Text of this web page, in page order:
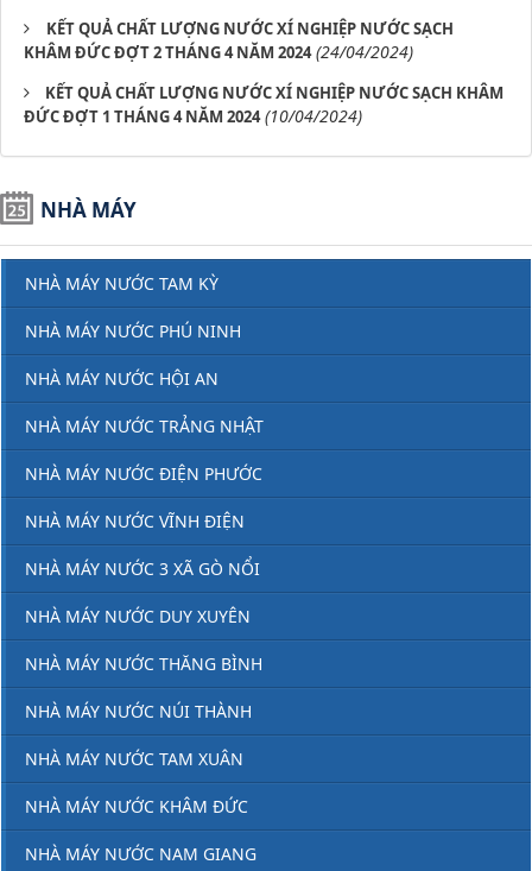
KẾT QUẢ CHẤT LƯỢNG NƯỚC XÍ NGHIỆP NƯỚC SẠCH
KHÂM ĐỨC ĐỢT 2 THÁNG 4 NĂM 2024 (24/04/2024)
​ ​KẾT QUẢ CHẤT LƯỢNG NƯỚC XÍ NGHIỆP NƯỚC SẠCH KHÂM
ĐỨC ĐỢT 1 THÁNG 4 NĂM 2024 (10/04/2024)
NHÀ MÁY
NHÀ MÁY NƯỚC TAM KỲ
NHÀ MÁY NƯỚC PHÚ NINH
NHÀ MÁY NƯỚC HỘI AN
NHÀ MÁY NƯỚC TRẢNG NHẬT
NHÀ MÁY NƯỚC ĐIỆN PHƯỚC
NHÀ MÁY NƯỚC VĨNH ĐIỆN
NHÀ MÁY NƯỚC 3 XÃ GÒ NỔI
NHÀ MÁY NƯỚC DUY XUYÊN
NHÀ MÁY NƯỚC THĂNG BÌNH
NHÀ MÁY NƯỚC NÚI THÀNH
NHÀ MÁY NƯỚC TAM XUÂN
NHÀ MÁY NƯỚC KHÂM ĐỨC
NHÀ MÁY NƯỚC NAM GIANG